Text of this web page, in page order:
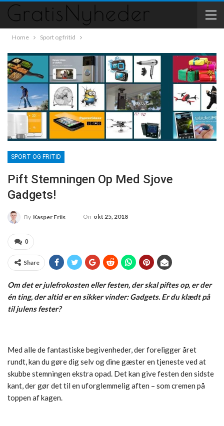
Home Sport og fritid
SPORT OG FRITID
Pift Stemningen Op Med Sjove
Gadgets!
By Kasper Friis On okt 25, 2018
0
Share
Om det er julefrokosten eller festen, der skal piftes op, er der
én ting, der altid er en sikker vinder: Gadgets. Er du klædt på
til julens fester?
Med alle de fantastiske begivenheder, der foreligger året
rundt, kan du gøre dig selv og dine gæster en tjeneste ved at
skubbe stemningen ekstra opad. Det kan give festen den sidste
kant, der gør det til en uforglemmelig aften – som cremen på
toppen af kagen.